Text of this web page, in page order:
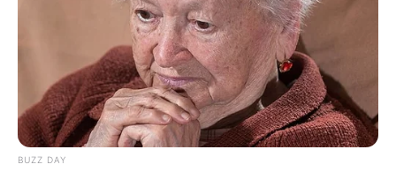
BUZZ DAY